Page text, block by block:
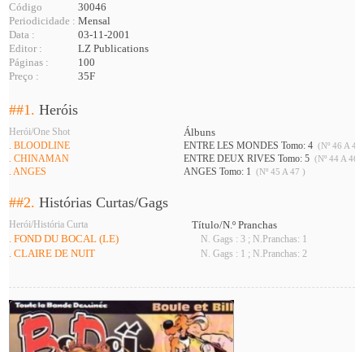
Código
30046
Periodicidade : Mensal
Data :
03-11-2001
Editor :
LZ Publications
Páginas :
100
Preço :
35F
##1.Heróis
Herói/One Shot Álbuns
. BLOODLINE ENTRE LES MONDES Tomo: 4 (Nº 46 A 48
. CHINAMAN ENTRE DEUX RIVES Tomo: 5 (Nº 44 A 46 )
. ANGES ANGES Tomo: 1 (Nº 45 A 47 )
##2.Histórias Curtas/Gags
Herói/História Curta
Título/N.º Pranchas
. FOND DU BOCAL (LE)
N. Gags : 3 ; N.Pranchas: 1
. CLAIRE DE NUIT N. Gags : 1 ; N.Pranchas: 2